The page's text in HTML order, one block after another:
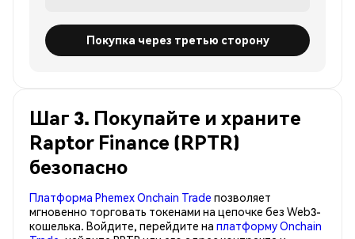
Покупка через третью сторону
Шаг 3. Покупайте и храните
Raptor Finance (RPTR)
безопасно
Платформа Phemex Onchain Trade позволяет
мгновенно торговать токенами на цепочке без Web3-
кошелька. Войдите, перейдите на платформу Onchain